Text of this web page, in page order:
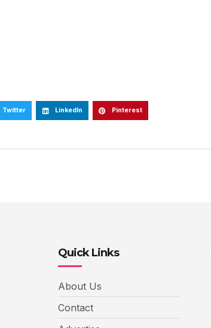
Twitter LinkedIn Pinterest
Quick Links
About Us
Contact